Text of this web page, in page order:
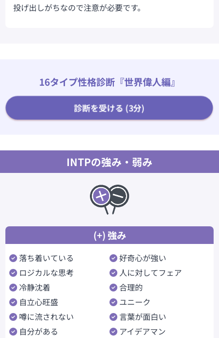
投げ出しがちなので注意が必要です。
16タイプ性格診断『世界偉人編』
診断を受ける (3分)
INTPの強み・弱み
(+) 強み
落ち着いている
ロジカルな思考
冷静沈着
自立心旺盛
噂に流されない
自分がある
好奇心が強い
人に対してフェア
合理的
ユニーク
言葉が面白い
アイデアマン